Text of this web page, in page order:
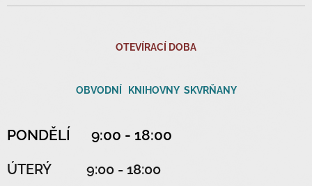
OTEVÍRACÍ DOBA
OBVODNÍ KNIHOVNY SKVRŇANY
PONDĚLÍ 9:00 - 18:00
ÚTERÝ 9:00 - 18:00